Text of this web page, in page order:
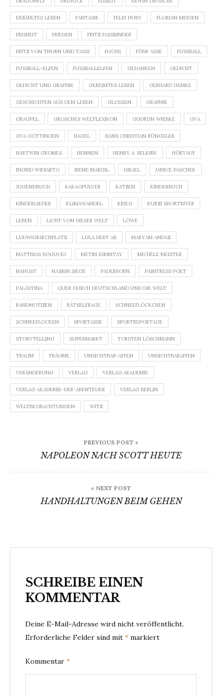
ERZÄHLTES LEBEN FANTASIE FELIX HUBY FLORIAN MEIGEN
FREIHEIT FRIEDEN FRITZ FASSBINDER
FRITZ VON THURN UND TAXIS FUCHS FÜNF ASSE FUSSBALL
FUSSBALL-ELFEN FUSSBALLELFEN GEDANKEN GEDICHT
GEDICHT UND GRAPHIK GEREIMTES LEBEN GERHARD GEMKE
GESCHICHTEN AUS DEM LEBEN GLOSSEN GRAPHIK
GRAUPEL GROSCHES WELTLEXIKON GUDRUN WIEBKE GVA
GVA GÖTTINGEN HAGEL HANS CHRISTIAN RÜNGELER
HARTWIN GROMES HENNEN HENRY A. SELKIRK HÖRTAUF
INGRID WIDIARTO IRENE MARGIL ISRAEL JANICE PASCHEK
JUGENDBUCH KAKAOPULVER KATZEN KINDERBUCH
KINDERLIEDER KLIMAWANDEL KRIEG KURZI SHORTRIVER
LEBEN LICHT VON DIESER WELT LÖWE
LUDWIGKIRCHPLATZ LULA HEBT AB MARYAM ANDAZ
MATTHIAS BOGUCKI METIN KIRIMTAY MICHÈLE MEISTER
NAHOST NASRIN SIEGE PADERBORN PAINTRESS POET
PALÄSTINA QUER DURCH DEUTSCHLAND UND DIE WELT
RANDNOTIZEN RÄTSELFRAGE SCHNEEFLÖCKCHEN
SCHNEEFLOCKEN SPORTASSE SPORTREPORTAGE
STORYTELLING SUPERMARKT TORSTEN LÖSCHMANN
TRAUM TRÄUME UNSICHTBAR-AFFEN UNSICHTBARAFFEN
VERÄNDERUNG VERLAG VERLAG AKADEMIE
VERLAG AKADEMIE-DER-ABENTEUER VERLAG BERLIN
WELTBEOBACHTUNGEN WITZ
PREVIOUS POST »
NAPOLEON NACH SCOTT HEUTE
« NEXT POST
HANDHALTUNGEN BEIM GEHEN
SCHREIBE EINEN
KOMMENTAR
Deine E-Mail-Adresse wird nicht veröffentlicht.
Erforderliche Felder sind mit * markiert
Kommentar *